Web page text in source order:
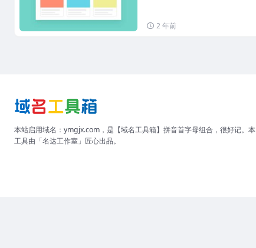
2 年前
本站启用域名：ymgjx.com，是【域名工具箱】拼音首字母组合，很好记。本
工具由「名达工作室」匠心出品。